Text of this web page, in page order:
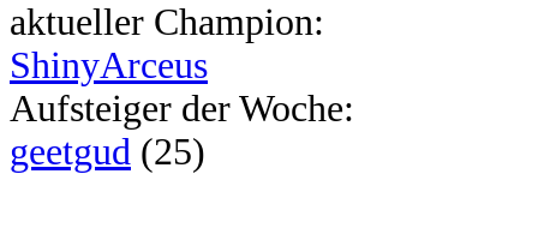
aktueller Champion:
ShinyArceus
Aufsteiger der Woche:
geetgud (25)